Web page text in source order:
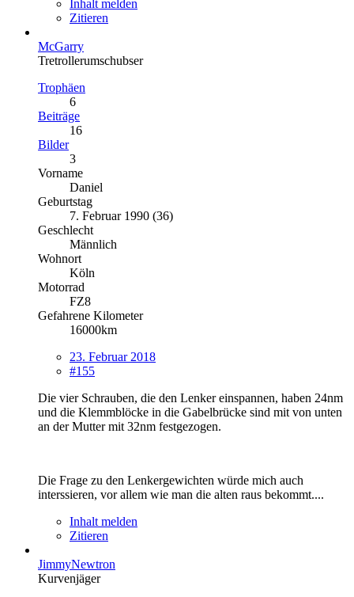
Inhalt melden
Zitieren
McGarry
Tretrollerumschubser
Trophäen
6
Beiträge
16
Bilder
3
Vorname
Daniel
Geburtstag
7. Februar 1990 (36)
Geschlecht
Männlich
Wohnort
Köln
Motorrad
FZ8
Gefahrene Kilometer
16000km
23. Februar 2018
#155
Die vier Schrauben, die den Lenker einspannen, haben 24nm
und die Klemmblöcke in die Gabelbrücke sind mit von unten
an der Mutter mit 32nm festgezogen.
Die Frage zu den Lenkergewichten würde mich auch
interssieren, vor allem wie man die alten raus bekommt....
Inhalt melden
Zitieren
JimmyNewtron
Kurvenjäger